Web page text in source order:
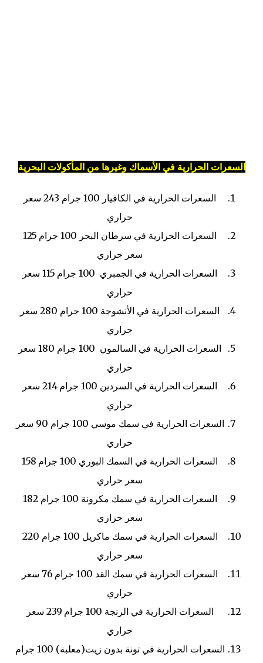
السعرات الحرارية في الأسماك وغيرها من المأكولات البحرية
السعرات الحرارية في الكافيار 100 جرام
243 سعر
حراري
السعرات الحرارية في سرطان البحر
100 جرام
125
سعر حراري
السعرات الحرارية في الجمبري
100 جرام
115 سعر
حراري
السعرات الحرارية في الأنشوجة 100 جرام
280 سعر
حراري
السعرات الحرارية في السالمون 100 جرام
180 سعر
حراري
السعرات الحرارية في السردين 100 جرام
214 سعر
حراري
السعرات الحرارية في سمك موسي 100 جرام
90 سعر
حراري
السعرات الحرارية في السمك البوري 100 جرام
158
سعر حراري
السعرات الحرارية في سمك مكرونة 100 جرام
182
سعر حراري
السعرات الحرارية في سمك ماكريل 100 جرام
220
سعر حراري
السعرات الحرارية في سمك القد 100 جرام
76 سعر
حراري
السعرات الحرارية في الرنجة 100 جرام
239 سعر
حراري
السعرات الحرارية في تونة بدون زيت(معلبة) 100 جرام